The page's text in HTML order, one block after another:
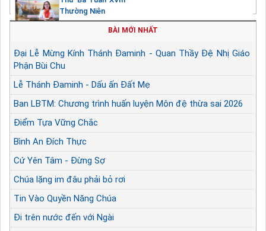
Thường Niên
BÀI MỚI NHẤT
Đại Lễ Mừng Kính Thánh Đaminh - Quan Thầy Đệ Nhị Giáo
Phận Bùi Chu
Lễ Thánh Đaminh - Dấu ấn Đất Mẹ
Ban LBTM: Chương trình huấn luyện Môn đệ thừa sai 2026
Điểm Tựa Vững Chắc
Bình An Đích Thực
Cứ Yên Tâm - Đừng Sợ
Chúa lặng im đâu phải bỏ rơi
Tin Vào Quyền Năng Chúa
Đi trên nước đến với Ngài